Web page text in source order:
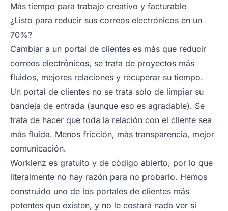
Más tiempo para trabajo creativo y facturable
¿Listo para reducir sus correos electrónicos en un
70%?
Cambiar a un portal de clientes es más que reducir
correos electrónicos, se trata de proyectos más
fluidos, mejores relaciones y recuperar su tiempo.
Un portal de clientes no se trata solo de limpiar su
bandeja de entrada (aunque eso es agradable). Se
trata de hacer que toda la relación con el cliente sea
más fluida. Menos fricción, más transparencia, mejor
comunicación.
Worklenz es gratuito y de código abierto, por lo que
literalmente no hay razón para no probarlo. Hemos
construido uno de los portales de clientes más
potentes que existen, y no le costará nada ver si